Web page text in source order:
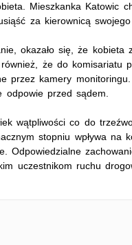
Mieszkanka Katowic
za kierownicą
okazało się, że kobieta
że do komisariatu
przez kamery
odpowie przed sądem.
wątpliwości co do
stopniu wpływa na
Odpowiedzialne
uczestnikom ruchu